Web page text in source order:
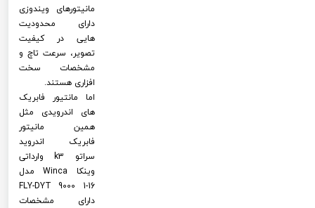
مانیتورهای ویندوزی
دارای محدودیت
هایی در کیفیت
تصویر، سرعت تاچ و
مشخصات سخت
افزاری هستند.
اما مانتیور فابریک
های اندرویدی مثل
همین مانیتور
فابریک اندروید
سراتو k3 وارداتی
وینکا Winca مدل
FLY-DYT 9000 1-16
دارای مشخصات